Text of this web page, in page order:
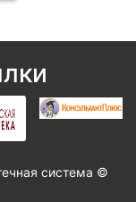
система ©